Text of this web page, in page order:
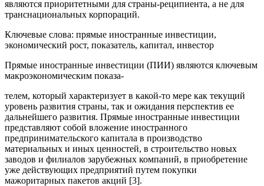
являются приоритетными для страны-реципиента, а не для
транснациональных корпораций.
Ключевые слова: прямые иностранные инвестиции,
экономический рост, показатель, капитал, инвестор
Прямые иностранные инвестиции (ПИИ) являются ключевым
макроэкономическим показа-
телем, который характеризует в какой-то мере как текущий
уровень развития страны, так и ожидания перспектив ее
дальнейшего развития. Прямые иностранные инвестиции
представляют собой вложение иностранного
предпринимательского капитала в производство
материальных и иных ценностей, в строительство новых
заводов и филиалов зарубежных компаний, в приобретение
уже действующих предприятий путем покупки
мажоритарных пакетов акций [3].